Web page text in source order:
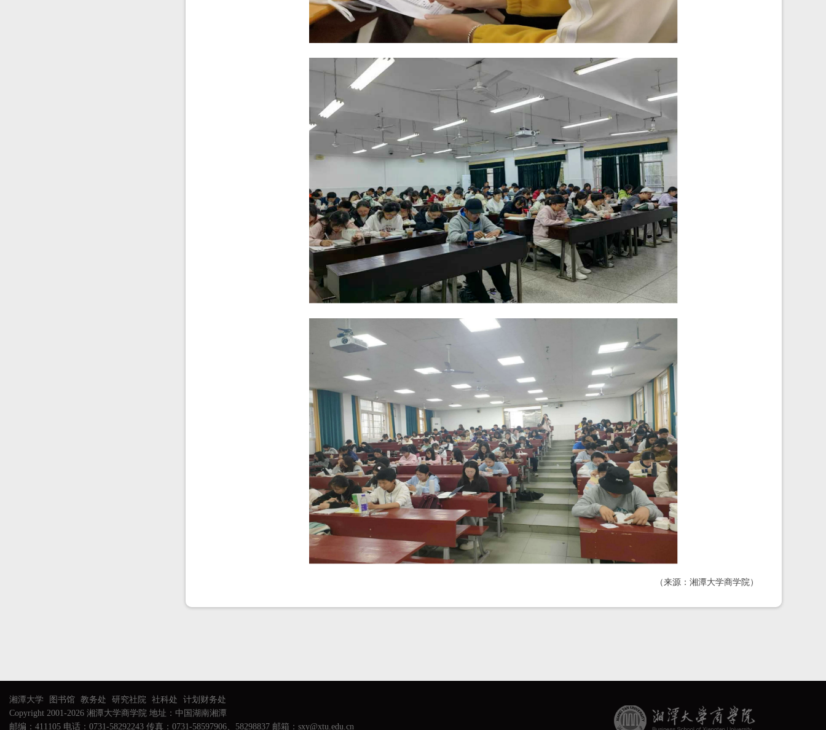
（来源：湘潭大学商学院）
湘潭大学 图书馆 教务处 研究社院 社科处
计划财务处
Copyright 2001-2026 湘潭大学商学院 地址：中国湖南湘潭
邮编：411105 电话：0731-58292243 传真：0731-58597906、58298837 邮箱：sxy@xtu.edu.cn